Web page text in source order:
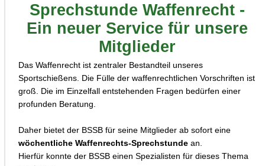
Sprechstunde Waffenrecht -
Ein neuer Service für unsere
Mitglieder
Das Waffenrecht ist zentraler Bestandteil unseres
Sportschießens. Die Fülle der waffenrechtlichen Vorschriften ist
groß. Die im Einzelfall entstehenden Fragen bedürfen einer
profunden Beratung.
Daher bietet der BSSB für seine Mitglieder ab sofort eine
wöchentliche Waffenrechts-Sprechstundean.
Hierfür konnte der BSSB einen Spezialisten für dieses Thema